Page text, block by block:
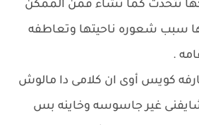
تتحدث كما تشاء فمن الممكن
سبب شعوره ناحيتها وتعاطفه
.
كويس أوى ان كلامى دا مالوش
غير جاسوسه وخاينه بس